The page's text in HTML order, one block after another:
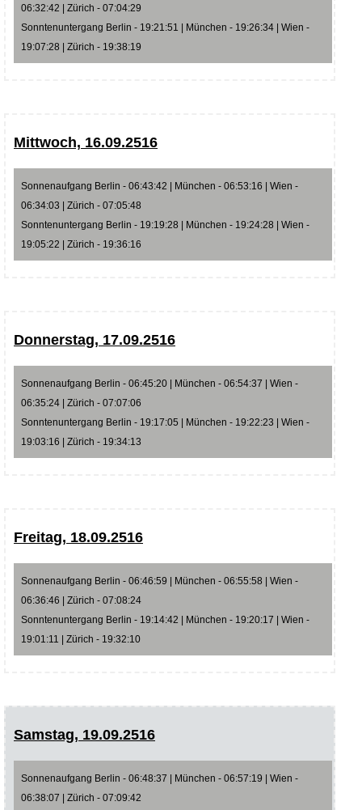
06:32:42 | Zürich - 07:04:29
Sonntenuntergang Berlin - 19:21:51 | München - 19:26:34 | Wien -
19:07:28 | Zürich - 19:38:19
Mittwoch, 16.09.2516
Sonnenaufgang Berlin - 06:43:42 | München - 06:53:16 | Wien -
06:34:03 | Zürich - 07:05:48
Sonntenuntergang Berlin - 19:19:28 | München - 19:24:28 | Wien -
19:05:22 | Zürich - 19:36:16
Donnerstag, 17.09.2516
Sonnenaufgang Berlin - 06:45:20 | München - 06:54:37 | Wien -
06:35:24 | Zürich - 07:07:06
Sonntenuntergang Berlin - 19:17:05 | München - 19:22:23 | Wien -
19:03:16 | Zürich - 19:34:13
Freitag, 18.09.2516
Sonnenaufgang Berlin - 06:46:59 | München - 06:55:58 | Wien -
06:36:46 | Zürich - 07:08:24
Sonntenuntergang Berlin - 19:14:42 | München - 19:20:17 | Wien -
19:01:11 | Zürich - 19:32:10
Samstag, 19.09.2516
Sonnenaufgang Berlin - 06:48:37 | München - 06:57:19 | Wien -
06:38:07 | Zürich - 07:09:42